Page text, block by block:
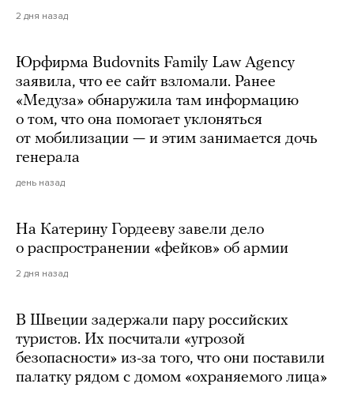
2 дня назад
Юрфирма Budovnits Family Law Agency
заявила, что ее сайт взломали. Ранее
«Медуза» обнаружила там информацию
о том, что она помогает уклоняться
от мобилизации — и этим занимается дочь
генерала
день назад
На Катерину Гордееву завели дело
о распространении «фейков» об армии
2 дня назад
В Швеции задержали пару российских
туристов. Их посчитали «угрозой
безопасности» из-за того, что они поставили
палатку рядом с домом «охраняемого лица»